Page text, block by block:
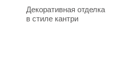
Декоративная отделка
в стиле кантри